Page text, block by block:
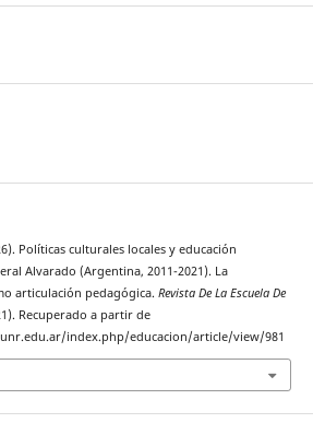
Políticas culturales locales y educación
Alvarado (Argentina, 2011-2021). La
articulación pedagógica. Revista De La Escuela De
Recuperado a partir de
index.php/educacion/article/view/981